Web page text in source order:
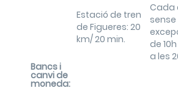
Estació de tren
de Figueres: 20
km/ 20 min.
Cada
sense
de
a les
Bancs i
canvi de
moneda: